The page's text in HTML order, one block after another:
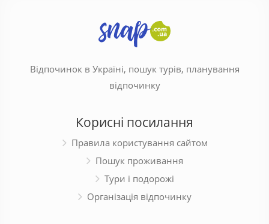
Відпочинок в Україні, пошук турів, планування
відпочинку
Корисні посилання
Правила користування сайтом
Пошук проживання
Тури і подорожі
Організація відпочинку